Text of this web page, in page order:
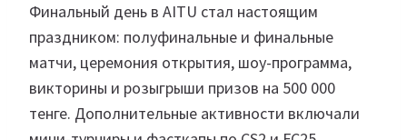
Финальный день в AITU стал настоящим
праздником: полуфинальные и финальные
матчи, церемония открытия, шоу-программа,
викторины и розыгрыши призов на 500 000
тенге. Дополнительные активности включали